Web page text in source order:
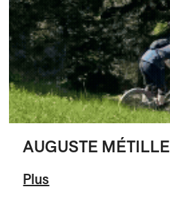
AUGUSTE MÉTILLE
Plus